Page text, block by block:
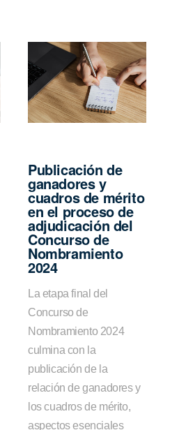
Publicación de
ganadores y
cuadros de mérito
en el proceso de
adjudicación del
Concurso de
Nombramiento
2024
La etapa final del
Concurso de
Nombramiento 2024
culmina con la
publicación de la
relación de ganadores y
los cuadros de mérito,
aspectos esenciales